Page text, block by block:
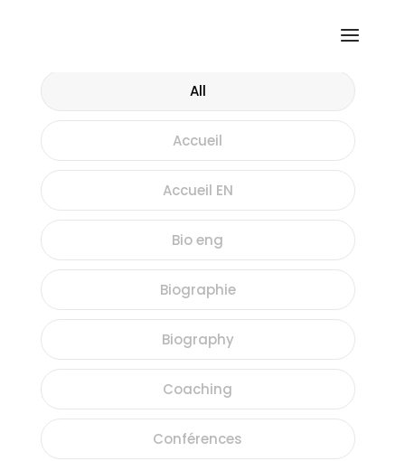
All
Accueil
Accueil EN
Bio eng
Biographie
Biography
Coaching
Conférences